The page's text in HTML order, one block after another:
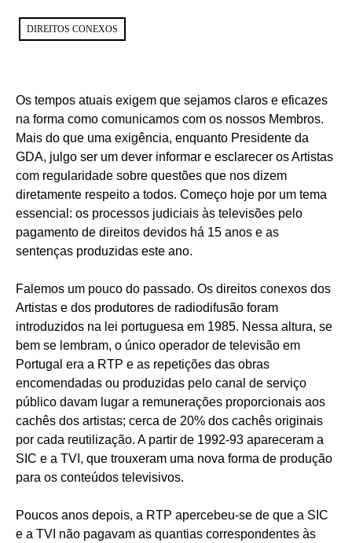
DIREITOS CONEXOS
Os tempos atuais exigem que sejamos claros e eficazes
na forma como comunicamos com os nossos Membros.
Mais do que uma exigência, enquanto Presidente da
GDA, julgo ser um dever informar e esclarecer os Artistas
com regularidade sobre questões que nos dizem
diretamente respeito a todos. Começo hoje por um tema
essencial: os processos judiciais às televisões pelo
pagamento de direitos devidos há 15 anos e as
sentenças produzidas este ano.
Falemos um pouco do passado. Os direitos conexos dos
Artistas e dos produtores de radiodifusão foram
introduzidos na lei portuguesa em 1985. Nessa altura, se
bem se lembram, o único operador de televisão em
Portugal era a RTP e as repetições das obras
encomendadas ou produzidas pelo canal de serviço
público davam lugar a remunerações proporcionais aos
cachês dos artistas; cerca de 20% dos cachês originais
por cada reutilização. A partir de 1992-93 apareceram a
SIC e a TVI, que trouxeram uma nova forma de produção
para os conteúdos televisivos.
Poucos anos depois, a RTP apercebeu-se de que a SIC
e a TVI não pagavam as quantias correspondentes às